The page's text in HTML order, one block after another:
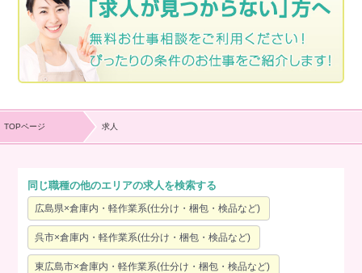
TOPページ 求人
同じ職種の他のエリアの求人を検索する
広島県×倉庫内・軽作業系(仕分け・梱包・検品など)
呉市×倉庫内・軽作業系(仕分け・梱包・検品など)
東広島市×倉庫内・軽作業系(仕分け・梱包・検品など)